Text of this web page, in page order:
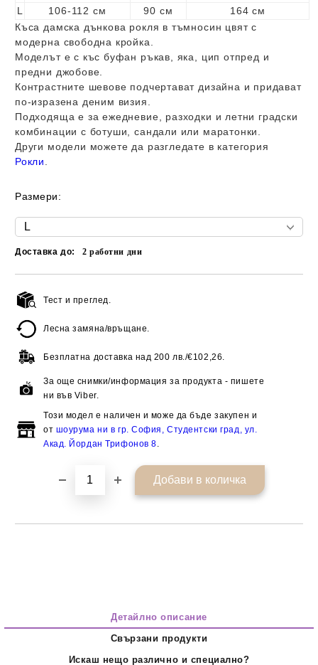
L
106-112 см 90 см
164 см
Къса дамска дънкова рокля в тъмносин цвят с
модерна свободна кройка.
Моделът е с къс буфан ръкав, яка, цип отпред и
предни джобове.
Контрастните шевове подчертават дизайна и придават
по-изразена деним визия.
Подходяща е за ежедневие, разходки и летни градски
комбинации с ботуши, сандали или маратонки.
Други модели можете да разгледате в категория
Рокли
Размери:
Доставка до: 2работни дни
Тест и преглед.
Лесна замяна/връщане.
Безплатна доставка над 200 лв./€102,26.
За още снимки/информация за продукта - пишете
ни във Viber.
Този модел е наличен и може да бъде закупен и
от шоурума ни в гр. София, Студентски град, ул.
Акад. Йордан Трифонов 8
Детайлно описание
Свързани продукти
Искаш нещо различно и специално?